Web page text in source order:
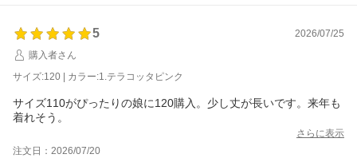
5
2026/07/25
購入者さん
サイズ:120 | カラー:1.テラコッタピンク
サイズ110がぴったりの娘に120購入。少し丈が長いです。来年も
着れそう。
さらに表示
注文日：2026/07/20